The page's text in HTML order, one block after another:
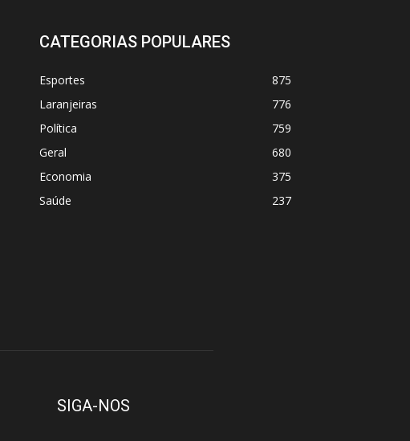
CATEGORIAS POPULARES
Esportes
875
Laranjeiras
776
Política
759
Geral
680
Economia
375
Saúde
237
SIGA-NOS